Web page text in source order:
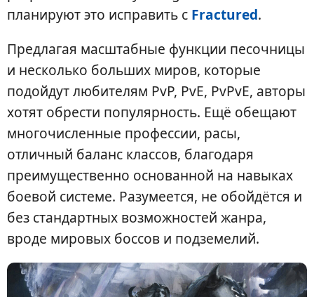
планируют это исправить с Fractured.
Предлагая масштабные функции песочницы
и несколько больших миров, которые
подойдут любителям PvP, PvE, PvPvE, авторы
хотят обрести популярность. Ещё обещают
многочисленные профессии, расы,
отличный баланс классов, благодаря
преимущественно основанной на навыках
боевой системе. Разумеется, не обойдётся и
без стандартных возможностей жанра,
вроде мировых боссов и подземелий.